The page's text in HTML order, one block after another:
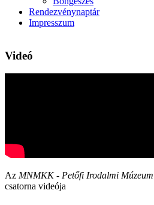
Rendezvénynaptár
Impresszum
Videó
Az MNMKK - Petőfi Irodalmi Múzeum
csatorna videója